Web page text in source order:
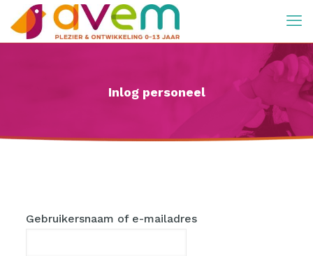
Inlog personeel
Gebruikersnaam of e-mailadres